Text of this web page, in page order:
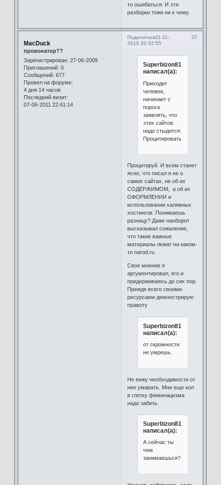
то ошибаться. И эти
разборки тоже ни к чему.
Поделиться 22
11-11-
2010 20:32:55
MacDuck
провокатор??
Зарегистрирован: 27-06-2009
Приглашений: 0
Сообщений: 677
Провел на форуме:
4 дня 14 часов
Последний визит:
07-06-2011 22:41:14
Superbizon81
написал(а):
Приходит
человек,
начинает с
порога
заявлять, что
этих сайтов
надо стыдится.
Процитировать?
Процитируй. И всем станет
ясно, что писал я не о
самих сайтах, не об их
СОДЕРЖИМОМ, а об их
ОФОРМЛЕНИИ и
использовании халявных
хостингов. Понимаешь
разницу? Даже наоборот
высказывал сожаление,
что такие важные
материалы лежат на каком-
то narod.ru.
Свое мнение я
аргументировал, его и
придерживаюсь до сих пор.
Прежде всего своими
ресурсами демонстрирую
правоту
Superbizon81
написал(а):
от скромности
не умрешь.
Не вижу необходимости от
нее умирать. Мне еще кол
в глотку феминацизма
надо забить.
Superbizon81
написал(а):
А сейчас ты
чем
занимаешься?